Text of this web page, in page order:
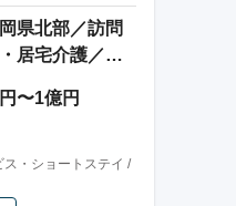
県北部／訪問
居宅介護／人
〜1億円
ス・ショートステイ /